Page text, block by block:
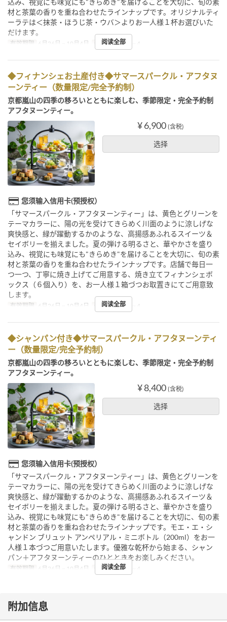
材と茶葉の香りを重ね合わせたラインナップです。オリジナルティ
ーラテは＜抹茶・ほうじ茶・ウバ＞よりお一人様１杯お選びいた
だけます。
有效期限 6月26日 ~ 10月4日 最大下单数 2 ~ 4
阅读全部
◆フィナンシェお土産付き◆サマースパークル・アフタヌ
ーンティー（数量限定/完全予約制）
京都嵐山の四季の移ろいとともに楽しむ、季節限定・完全予約制
アフタヌーンティー。
¥ 6,900 (含税)
选择
您须输入信用卡(预授权）
「サマースパークル・アフタヌーンティー」は、黄色とグリーンを
テーマカラーに、陽の光を受けてきらめく川面のように涼しげな
爽快感と、緑が躍動するかのような、高揚感あふれるスイーツ＆
セイボリーを揃えました。夏の弾ける明るさと、華やかさを盛り
込み、視覚にも味覚にも"きらめき"を届けることを大切に、旬の素
材と茶葉の香りを重ね合わせたラインナップです。店舗で毎日一
つ一つ、丁寧に焼き上げてご用意する、焼き立てフィナンシェボ
ックス（６個入り）を、お一人様１箱づつお取置きにてご用意致
します。
有效期限 6月26日 ~ 10月4日 最大下单数 2 ~ 4
阅读全部
◆シャンパン付き◆サマースパークル・アフタヌーンティ
ー（数量限定/完全予約制）
京都嵐山の四季の移ろいとともに楽しむ、季節限定・完全予約制
アフタヌーンティー。
¥ 8,400 (含税)
选择
您须输入信用卡(预授权）
「サマースパークル・アフタヌーンティー」は、黄色とグリーンを
テーマカラーに、陽の光を受けてきらめく川面のように涼しげな
爽快感と、緑が躍動するかのような、高揚感あふれるスイーツ＆
セイボリーを揃えました。夏の弾ける明るさと、華やかさを盛り
込み、視覚にも味覚にも"きらめき"を届けることを大切に、旬の素
材と茶葉の香りを重ね合わせたラインナップです。モエ・エ・シ
ャンドン ブリュット アンペリアル・ミニボトル（200ml）をお一
人様１本づつご用意いたします。優雅な乾杯から始まる、シャン
パン＋アフタヌーンティーのひとときをお楽しみください。
有效期限 6月26日 ~ 10月4日 最大下单数 2 ~ 4
阅读全部
附加信息